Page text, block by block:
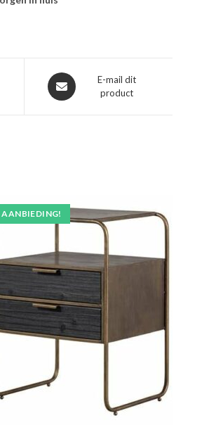
Opent
in
E-mail dit
product
AANBIEDING!